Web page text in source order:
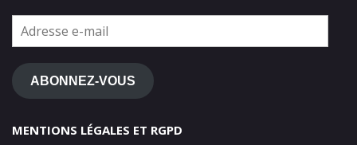
Adresse
e-
mail
ABONNEZ-VOUS
MENTIONS LÉGALES ET RGPD